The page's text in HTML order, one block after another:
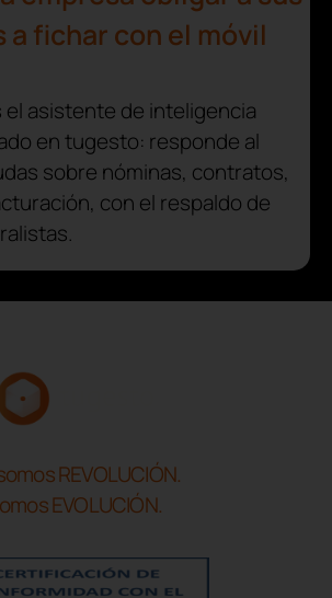
a fichar con el móvil
el asistente de inteligencia
en tugesto: responde al
sobre nóminas, contratos,
con el respaldo de
REVOLUCIÓN.
EVOLUCIÓN.